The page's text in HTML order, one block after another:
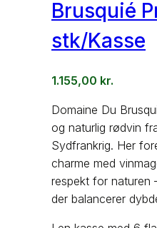
Brusquié
stk/Kasse
1.155,00 kr.
Domaine Du
og naturlig rødvin
Sydfrankrig. Her
charme med
respekt for naturen
der balancerer